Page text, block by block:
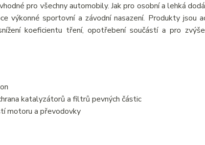
pro všechny automobily. Jak pro osobní a lehká
výkonné sportovní a závodní nasazení. Produkty jsou
koeficientu tření, opotřebení součástí a pro
katalyzátorů a filtrů pevných částic
motoru a převodovky